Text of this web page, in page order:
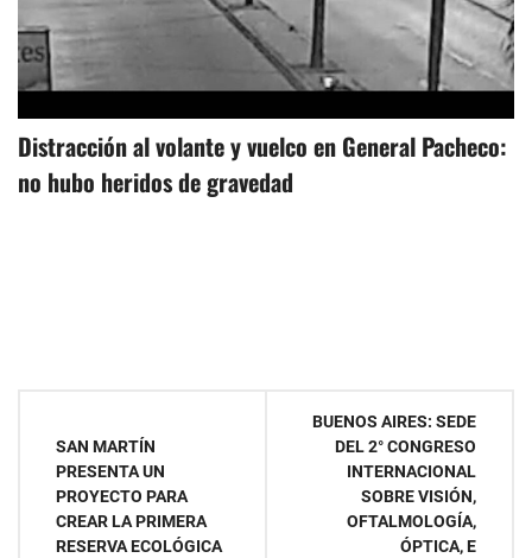
Distracción al volante y vuelco en General Pacheco:
no hubo heridos de gravedad
entradas
SAN MARTÍN
PRESENTA UN
PROYECTO PARA
CREAR LA PRIMERA
RESERVA ECOLÓGICA
BUENOS AIRES: SEDE
DEL 2° CONGRESO
INTERNACIONAL
SOBRE VISIÓN,
OFTALMOLOGÍA,
ÓPTICA, E